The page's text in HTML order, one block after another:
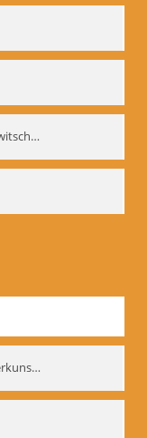
Wladimir Iwanowitsch Nemirowitsch-Dantschenko
Russische Akademie für Theaterkunst – GITIS